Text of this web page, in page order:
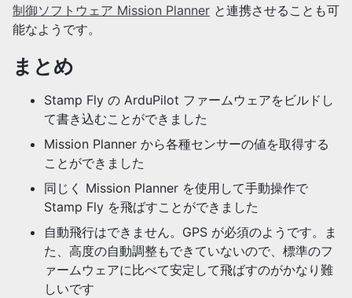
制御ソフトウェア Mission Planner と連携させることも可
能なようです。
まとめ
Stamp Fly の ArduPilot ファームウェアをビルドし
て書き込むことができました
Mission Planner から各種センサーの値を取得する
ことができました
同じく Mission Planner を使用して手動操作で
Stamp Fly を飛ばすことができました
自動飛行はできません。GPS が必須のようです。ま
た、高度の自動調整もできていないので、標準のフ
ァームウェアに比べて安定して飛ばすのがかなり難
しいです